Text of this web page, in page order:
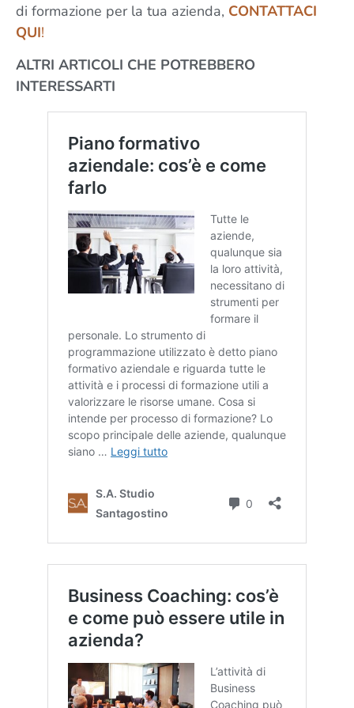
di formazione per la tua azienda, CONTATTACI
QUI!
ALTRI ARTICOLI CHE POTREBBERO
INTERESSARTI